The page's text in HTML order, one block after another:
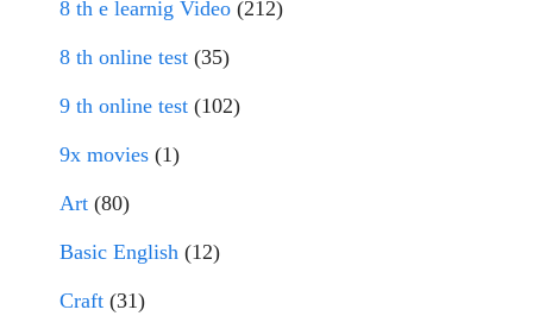
8 th e learnig Video (212)
8 th online test (35)
9 th online test (102)
9x movies (1)
Art (80)
Basic English (12)
Craft (31)